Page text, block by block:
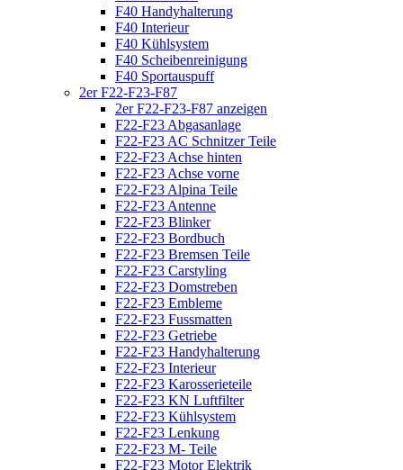
F40 Handyhalterung
F40 Interieur
F40 Kühlsystem
F40 Scheibenreinigung
F40 Sportauspuff
2er F22-F23-F87
2er F22-F23-F87 anzeigen
F22-F23 Abgasanlage
F22-F23 AC Schnitzer Teile
F22-F23 Achse hinten
F22-F23 Achse vorne
F22-F23 Alpina Teile
F22-F23 Antenne
F22-F23 Blinker
F22-F23 Bordbuch
F22-F23 Bremsen Teile
F22-F23 Carstyling
F22-F23 Domstreben
F22-F23 Embleme
F22-F23 Fussmatten
F22-F23 Getriebe
F22-F23 Handyhalterung
F22-F23 Interieur
F22-F23 Karosserieteile
F22-F23 KN Luftfilter
F22-F23 Kühlsystem
F22-F23 Lenkung
F22-F23 M- Teile
F22-F23 Motor Elektrik